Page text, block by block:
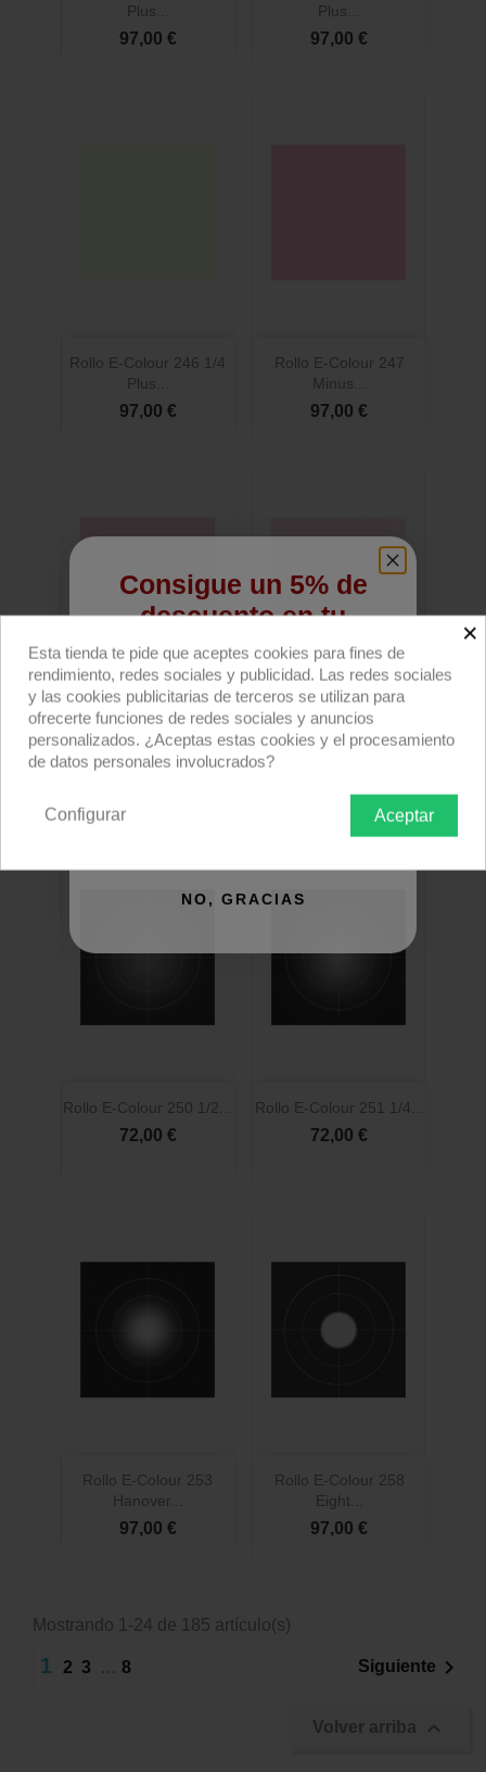
Plus...
97,00 €
Plus...
97,00 €
Rollo E-Colour 246 1/4
Plus...
97,00 €
Rollo E-Colour 247
Minus...
97,00 €
Rollo E-Colour 248 1/2...
97,00 €
Rollo E-Colour 249 1/4...
Rollo E-Colour 250 1/2...
72,00 €
Rollo E-Colour 251 1/4...
72,00 €
Rollo E-Colour 253
Hanover...
97,00 €
Rollo E-Colour 258
Eight...
97,00 €
Mostrando 1-24 de 185 artículo(s)
1 2 3 8 Siguiente 
Volver arriba 
×
Esta tienda te pide que aceptes cookies para fines de
rendimiento, redes sociales y publicidad. Las redes sociales
y las cookies publicitarias de terceros se utilizan para
ofrecerte funciones de redes sociales y anuncios
personalizados. ¿Aceptas estas cookies y el procesamiento
de datos personales involucrados?
Aceptar
Configurar
Consigue un 5% de
descuento en tu
primera compra
Regístrate para recibir el descuento.
Email
NO, GRACIAS